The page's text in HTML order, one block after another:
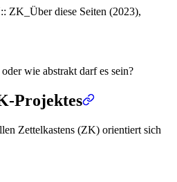
ZK_Über diese Seiten (2023),
wie abstrakt darf es sein?
Projektes
Zettelkastens (ZK) orientiert sich